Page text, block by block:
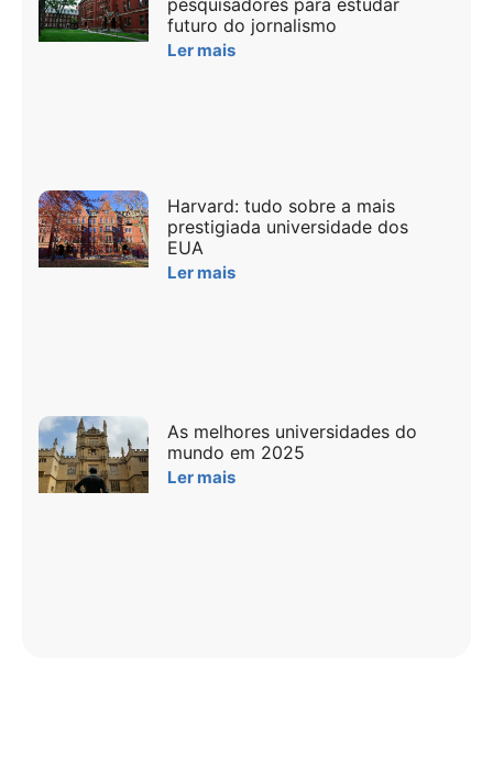
pesquisadores para estudar
futuro do jornalismo
Ler mais
Harvard: tudo sobre a mais
prestigiada universidade dos
EUA
Ler mais
As melhores universidades do
mundo em 2025
Ler mais